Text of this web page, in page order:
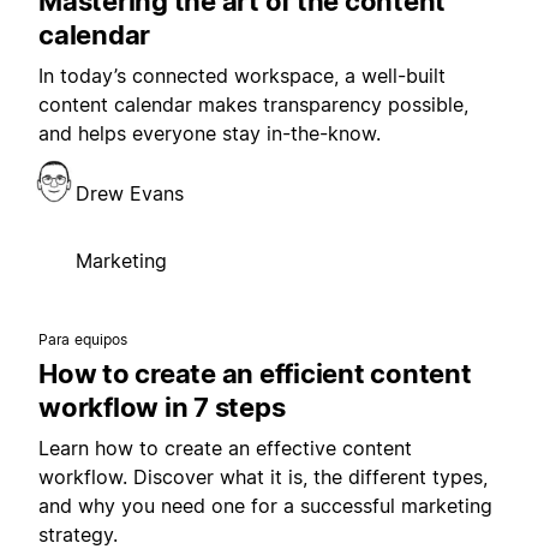
calendar
In today’s connected workspace, a well-built
content calendar makes transparency possible,
and helps everyone stay in-the-know.
Drew Evans
Marketing
Para equipos
How to create an efficient content
workflow in 7 steps
Learn how to create an effective content
workflow. Discover what it is, the different types,
and why you need one for a successful marketing
strategy.